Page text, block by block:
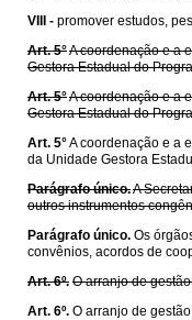
VIII - promover estudos,
Art. 5°A coordenação e a
Gestora Estadual do
Art. 5°A coordenação e a
Gestora Estadual do
Art. 5°A coordenação e a
da Unidade Gestora
Parágrafo único.A
outros instrumentos
Parágrafo único. Os
convênios, acordos de
Art. 6º. O arranjo de
Art. 6º. O arranjo de